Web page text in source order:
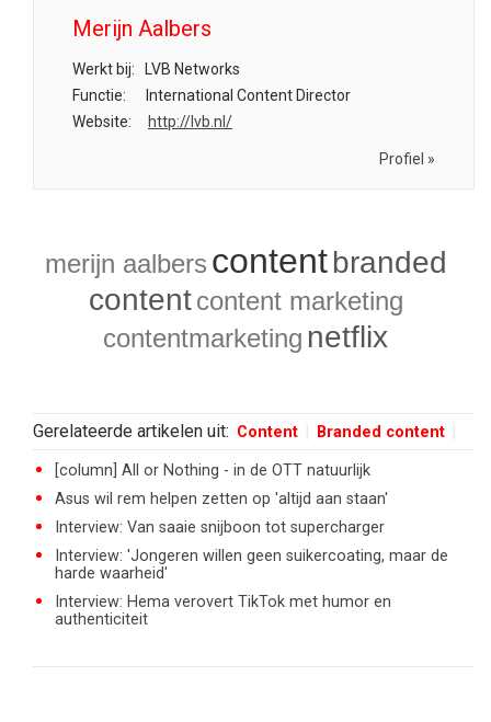
Merijn Aalbers
Werkt bij:
LVB Networks
Functie:
International Content Director
Website:
http://lvb.nl/
Profiel »
merijn aalbers content branded
content content marketing
contentmarketing netflix
Gerelateerde artikelen uit: Content Branded content
[column] All or Nothing - in de OTT natuurlijk
Asus wil rem helpen zetten op 'altijd aan staan'
Interview: Van saaie snijboon tot supercharger
Interview: 'Jongeren willen geen suikercoating, maar de
harde waarheid'
Interview: Hema verovert TikTok met humor en
authenticiteit